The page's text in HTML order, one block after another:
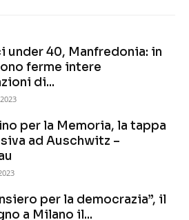
under 40, Manfredonia: in
ferme intere
di...
per la Memoria, la tappa
ad Auschwitz –
per la democrazia”, il
a Milano il...